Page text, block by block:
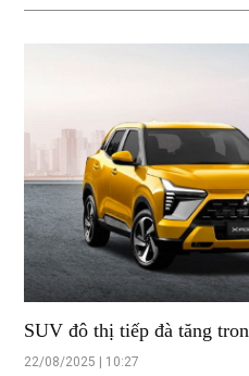
SUV đô thị tiếp đà tăng
chấp Xforce giảm sâu
22/08/2025 | 10:27